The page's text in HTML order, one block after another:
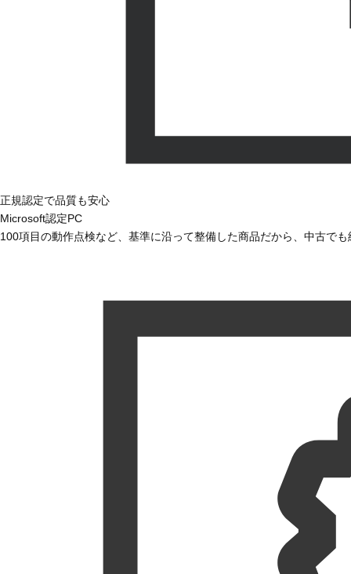
正規認定で品質も安心
Microsoft認定PC
100項目の動作点検など、基準に沿って整備した商品だから、中古で